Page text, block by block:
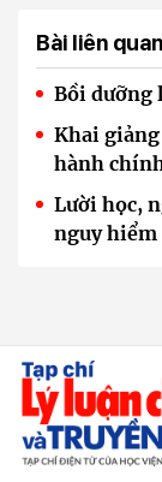
Bài liên quan
Bồi dưỡng
Khai
hành
Lười học,
nguy hiểm